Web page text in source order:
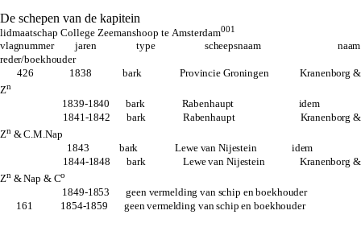
De schepen van de kapitein
lidmaatschap College Zeemanshoop te Amsterdam001
vlagnummer jaren type scheepsnaam naam
reder/boekhouder
426 1838 bark Provincie Groningen Kranenborg &
Zn
1839-1840 bark Rabenhaupt idem
1841-1842 bark Rabenhaupt Kranenborg &
Zn& C.M.Nap
1843 bark Lewe van Nijestein idem
1844-1848 bark Lewe van Nijestein Kranenborg &
Zn& Nap & Co
1849-1853 geen vermelding van schip en boekhouder
161 1854-1859 geen vermelding van schip en boekhouder